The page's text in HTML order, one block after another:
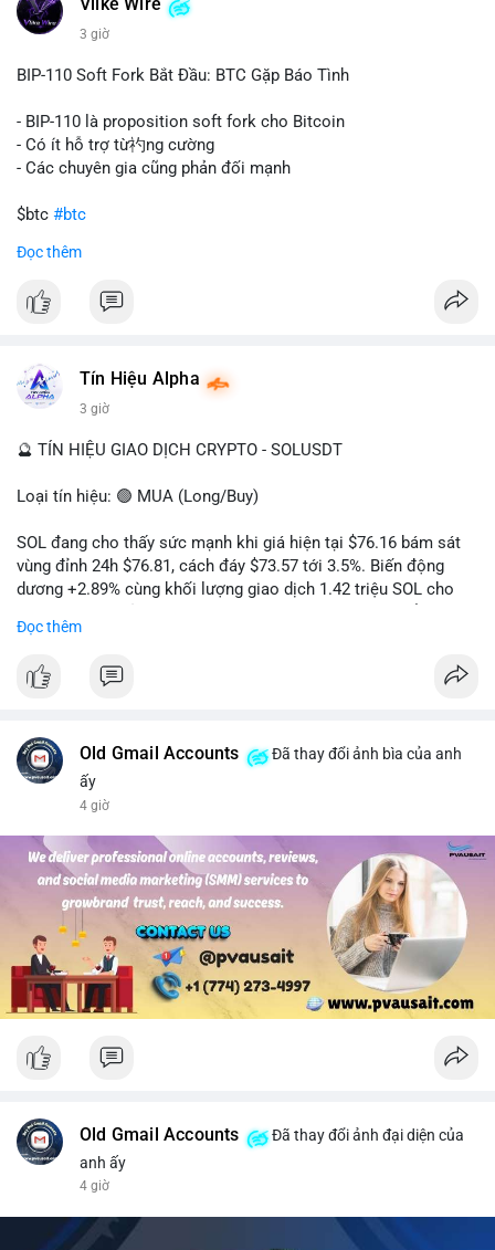
này có thể phản ánh ba kịch bản chính: thứ nhất, cá voi đang
chuẩn bị thanh khoản bằng cách chuyển lên sàn giao dịch, tạo
để nắm giữ dài hạn, thể hiện niềm tin vào xu hướng tăng; thứ
tán rủi ro. Với mức giá 65K, khối lượng này không quá lớn để
gây sốc thanh khoản tức thời, nhưng vẫn đủ sức tạo biến động
tâm lý ngắn hạn nếu hướng đến sàn tập trung.
Lời khuyên cho nhà đầu tư nhỏ lẻ:
hướng đi của dòng tiền. Tránh hành động theo cảm xúc, ưu
rõ ràng về đích đến của số BTC này.
#dongtienlon
Vlike Wire
3 giờ
BIP-110 Soft Fork Bắt Đầu: BTC Gặp Báo Tình
- BIP-110 là proposition soft fork cho Bitcoin
- Có ít hỗ trợ từ礿ng cường
- Các chuyên gia cũng phản đối mạnh
$btc #btc
#vlikevn
📰 Nguồn: CoinDesk
Đọc thêm
Tín Hiệu Alpha
3 giờ
🔮 TÍN HIỆU GIAO DỊCH CRYPTO - SOLUSDT
Loại tín hiệu: 🟢 MUA (Long/Buy)
SOL đang cho thấy sức mạnh khi giá hiện tại $76.16 bám sát
vùng đỉnh 24h $76.81, cách đáy $73.57 tới 3.5%. Biến động
dương +2.89% cùng khối lượng giao dịch 1.42 triệu SOL cho
hoàn toàn nhịp điều chỉnh.
Khuyến nghị giao dịch cụ thể:
- Mục tiêu chốt lời: TP1: 77.50, TP2: 78.80
- Cắt lỗ: 74.90 (dưới vùng hỗ trợ gần nhất)
chốt 50% vị thế tại TP1 và dời stop loss về điểm hòa vốn.
#solusdt #longsol #vung76 #breakoutsol #lenhmuasol
Đọc thêm
Old Gmail Accounts
Đã thay đổi ảnh bìa của anh
ấy
4 giờ
Old Gmail Accounts
Đã thay đổi ảnh đại diện của
anh ấy
4 giờ